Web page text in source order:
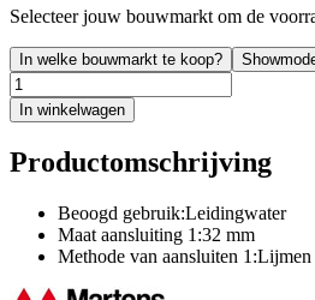
Selecteer jouw bouwmarkt om de
In welke bouwmarkt te koop?
In winkelwagen
Productomschrijving
Beoogd gebruik:Leidingwater
Maat aansluiting 1:32 mm
Methode van aansluiten 1:Lijmen